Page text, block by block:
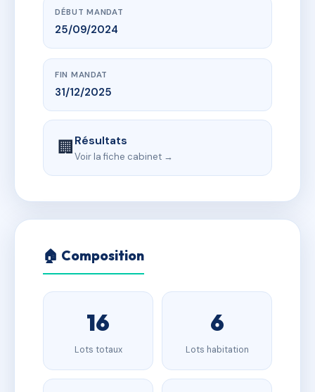
DÉBUT MANDAT
25/09/2024
FIN MANDAT
31/12/2025
🏢Résultats
Voir la fiche cabinet →
🏠 Composition
16
Lots totaux
6
Lots habitation